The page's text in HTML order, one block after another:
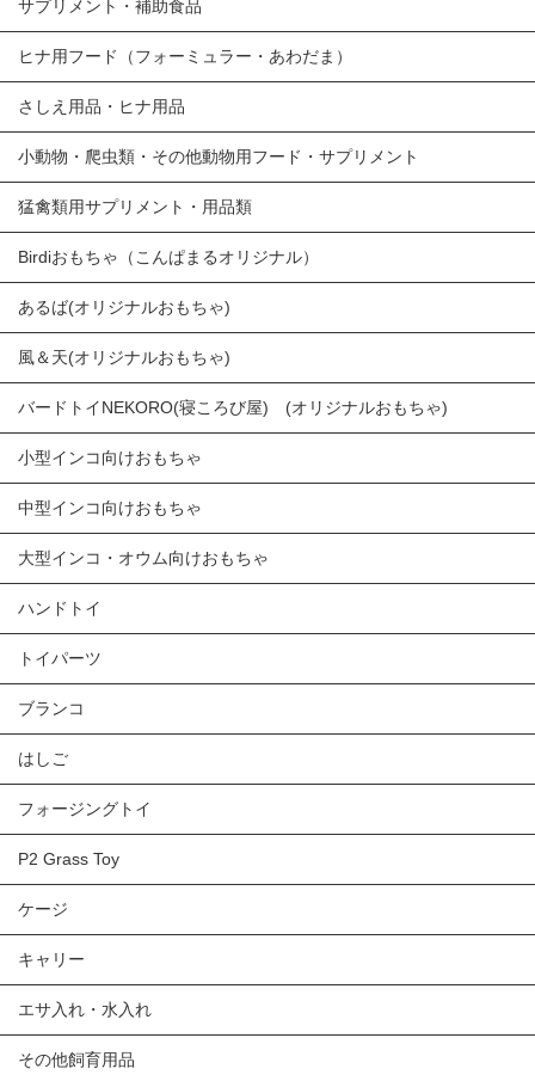
サプリメント・補助食品
ヒナ用フード（フォーミュラー・あわだま）
さしえ用品・ヒナ用品
小動物・爬虫類・その他動物用フード・サプリメント
猛禽類用サプリメント・用品類
Birdiおもちゃ（こんぱまるオリジナル）
あるば(オリジナルおもちゃ)
風＆天(オリジナルおもちゃ)
バードトイNEKORO(寝ころび屋) (オリジナルおもちゃ)
小型インコ向けおもちゃ
中型インコ向けおもちゃ
大型インコ・オウム向けおもちゃ
ハンドトイ
トイパーツ
ブランコ
はしご
フォージングトイ
P2 Grass Toy
ケージ
キャリー
エサ入れ・水入れ
その他飼育用品